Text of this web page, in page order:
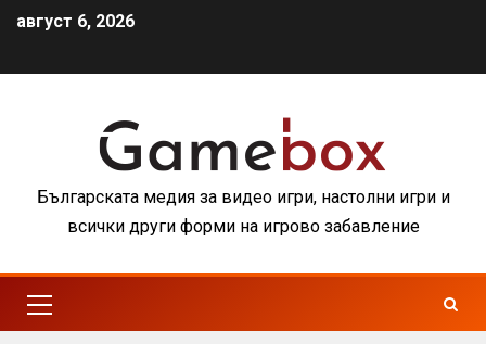
август 6, 2026
Българската медия за видео игри, настолни игри и
всички други форми на игрово забавление